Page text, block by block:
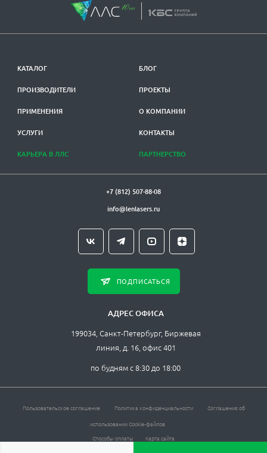
КАТАЛОГ
ПРОИЗВОДИТЕЛИ
ПРИМЕНЕНИЯ
УСЛУГИ
КАРЬЕРА В ЛЛС
БЛОГ
ПРОЕКТЫ
О КОМПАНИИ
КОНТАКТЫ
ПАРТНЕРСТВО
+7 (812) 507-88-08
info@lenlasers.ru
ПОДПИСАТЬСЯ
АДРЕС ОФИСА
199034, Санкт-Петербург, Биржевая
линия, д. 16, офис 401
по будням с 8:30 до 18:00
Пользовательское соглашение Политика конфиденциальности
Соглашения об
использовании Cookie-файлов
Способы оплаты
Карта сайта